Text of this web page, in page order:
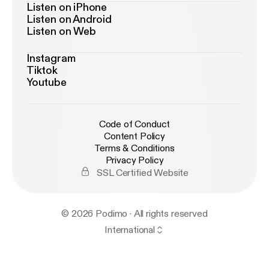
Listen on iPhone
Listen on Android
Listen on Web
Instagram
Tiktok
Youtube
Code of Conduct
Content Policy
Terms & Conditions
Privacy Policy
SSL Certified Website
© 2026 Podimo · All rights reserved
International